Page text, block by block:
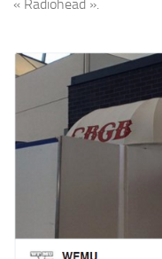
« Radiohead ».